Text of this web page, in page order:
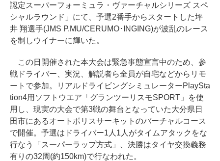
認定スーパーフォーミュラ・ヴァーチャルシリーズ スペ
シャルラウンド」にて、予選2番手からスタートした坪
井 翔選手(JMS P.MU/CERUMO･INGING)が波乱のレース
を制しウイナーに輝いた。
この日開催された本大会は緊急事態宣言中のため、参
戦ドライバー、実況、解説者ら全員が自宅などからリモ
ートで参加。リアルドライビングシミュレーターPlaySta
tion4用ソフトウエア「グランツーリスモSPORT」を使
用し、現実の大会で第3戦の舞台となっていた大分県日
田市にあるオートポリスサーキットのバーチャルコース
で開催。予選はドライバー1人1人がタイムアタックをな
行なう「スーパーラップ方式」、決勝はタイヤ交換義務
有りの32周(約150km)で行なわれた。